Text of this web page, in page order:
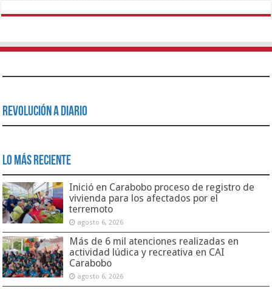
Revolución a Diario
Lo Más Reciente
Inició en Carabobo proceso de registro de
vivienda para los afectados por el
terremoto
agosto 6, 2026
Más de 6 mil atenciones realizadas en
actividad lúdica y recreativa en CAI
Carabobo
agosto 6, 2026